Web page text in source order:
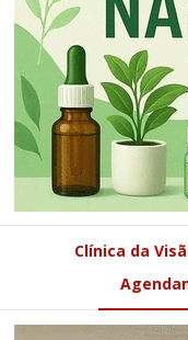
Clínica da